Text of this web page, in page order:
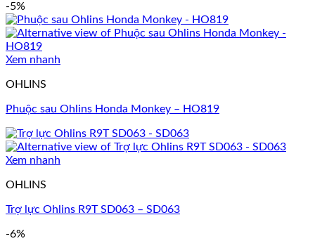
-5%
Xem nhanh
OHLINS
Phuộc sau Ohlins Honda Monkey – HO819
Xem nhanh
OHLINS
Trợ lực Ohlins R9T SD063 – SD063
-6%